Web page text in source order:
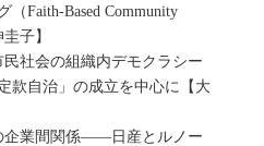
Faith-Based Community
子】
社会の組織内デモクラシー
自治」の成立を中心に【大
業間関係――日産とルノー